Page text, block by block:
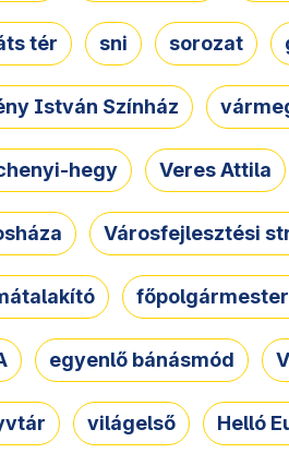
tér sni sorozat
István Színház
hegy Veres Attila
Városfejlesztési
egyenlő bánásmód
világelső Helló